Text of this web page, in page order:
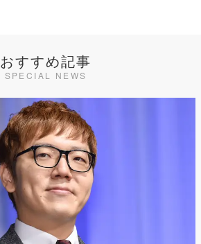
おすすめ記事
SPECIAL NEWS